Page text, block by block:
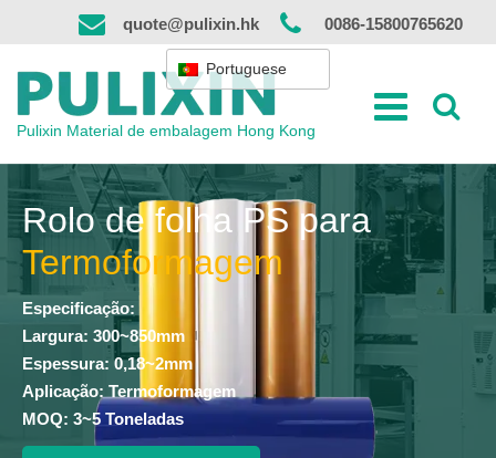
conteúdo
quote@pulixin.hk 0086-15800765620
Pulixin Material de embalagem Hong Kong
Portuguese
Rolo de folha PS para
Termoformagem
Especificação:
Largura: 300~850mm
Espessura: 0,18~2mm
Aplicação: Termoformagem
MOQ: 3~5 Toneladas